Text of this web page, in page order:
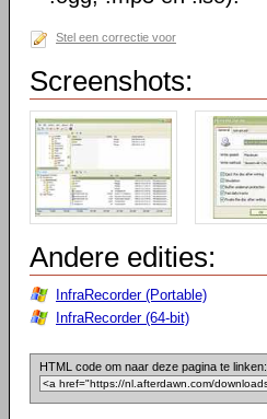
Stel een correctie voor
Screenshots:
Andere edities:
InfraRecorder (Portable)
InfraRecorder (64-bit)
HTML code om naar deze pagina te linken: